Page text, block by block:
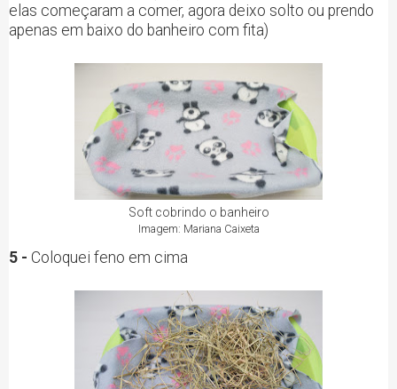
elas começaram a comer, agora deixo solto ou prendo
apenas em baixo do banheiro com fita)
Soft cobrindo o banheiro
Imagem: Mariana Caixeta
5 - Coloquei feno em cima